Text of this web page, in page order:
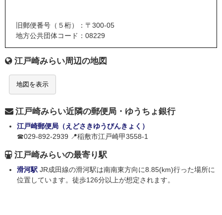
旧郵便番号（５桁）：〒300-05
地方公共団体コード：08229
江戸崎みらい周辺の地図
地図を表示
江戸崎みらい近隣の郵便局・ゆうちょ銀行
江戸崎郵便局（えどさきゆうびんきょく）
☎029-892-2939 📍稲敷市江戸崎甲3558-1
江戸崎みらいの最寄り駅
滑河駅 JR成田線の滑河駅は南南東方向に8.85(km)行った場所に
位置しています。徒歩126分以上が想定されます。